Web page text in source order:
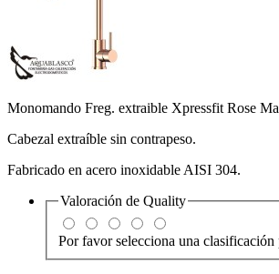
Monomando Freg. extraible Xpressfit Rose
Cabezal extraíble sin contrapeso.
Fabricado en acero inoxidable AISI 304.
Valoración de Quality
Por favor selecciona una clasificación